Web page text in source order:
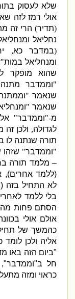
שלא לעסוק
אולי רמז לזה
תדיר)הרי זה
נחליאל ומנחליאל
במדבר כא,
ומנחליאל במות"?
שהוא מופקר
וממדבר מתנה
שנאמר"וממתנה
שנאמר"
-"וממדבר"אלא
לגדולה,ולכן זה
תורה שנתנה לו
וממדבר"שזהו
מלמד תורה
ללמד אחרים),
לא התחיל בזה(
בלי ללמד לאחרים
הסתם פחות
אולם אולי
כהמשך של
אליה ולכן לומד
ביום הזה באו
חל ב וממדבר",
כראוי ומזה מתעלה